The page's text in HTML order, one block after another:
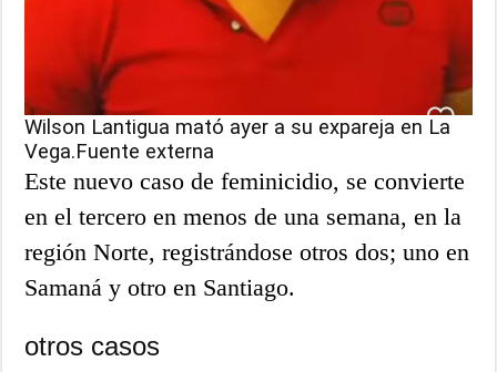
Wilson Lantigua mató ayer a su expareja en La
Vega.Fuente externa
Este nuevo caso de feminicidio, se convierte
en el tercero en menos de una semana, en la
región Norte, registrándose otros dos; uno en
Samaná y otro en Santiago.
otros casos